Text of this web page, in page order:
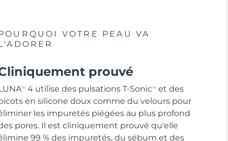
VOTRE PEAU VA
prouvé
TM 4 utilise des pulsations T-SonicTM
et des
en silicone doux comme du velours pour
les impuretés piégées au plus profond
pores. Il est cliniquement prouvé qu'elle
99 % des impuretés, du sébum et des